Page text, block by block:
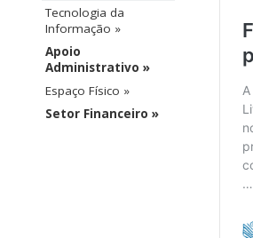
Tecnologia da
Informação »
Apoio
Administrativo »
Espaço Físico »
Setor Financeiro »